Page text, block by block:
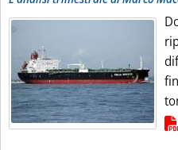
Lista allegati PDF